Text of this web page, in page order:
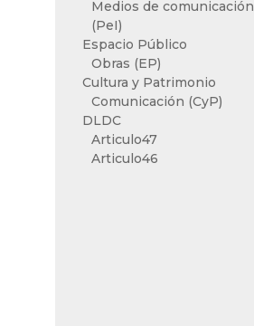
Medios de comunicación
(PeI)
Espacio Público
Obras (EP)
Cultura y Patrimonio
Comunicación (CyP)
DLDC
Articulo47
Articulo46